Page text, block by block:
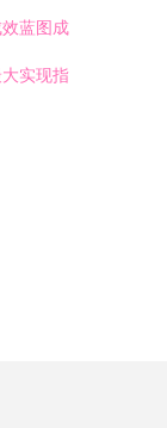
蓝图成
实现指